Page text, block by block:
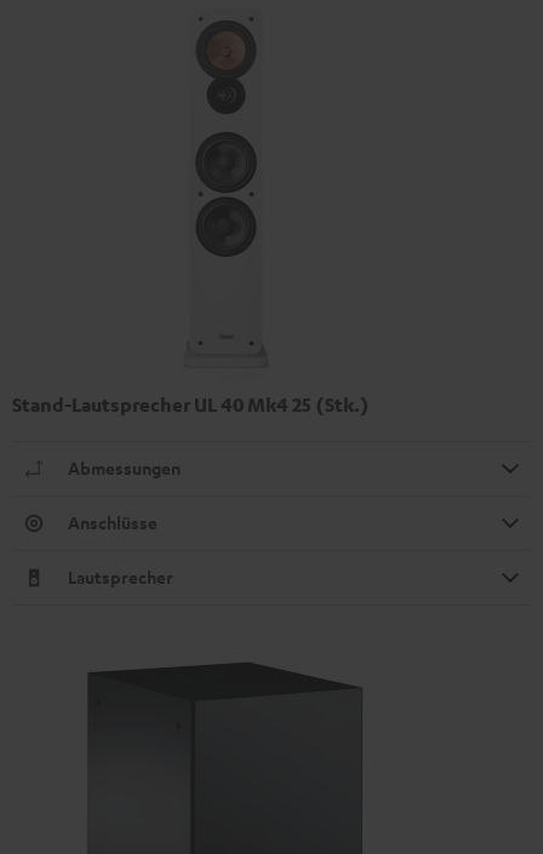
Stand-Lautsprecher UL 40 Mk4 25 (Stk.)
Abmessungen
Anschlüsse
Lautsprecher